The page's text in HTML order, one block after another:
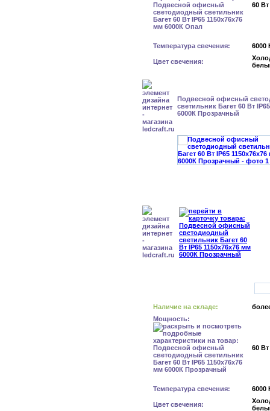
60 Вт
Температура свечения: 6000
Цвет свечения:
Подвесной офисный
светильник Багет 60 Вт
6000К Прозрачный
Наличие на складе:
Мощность:
60 Вт
Температура свечения: 6000
Цвет свечения: